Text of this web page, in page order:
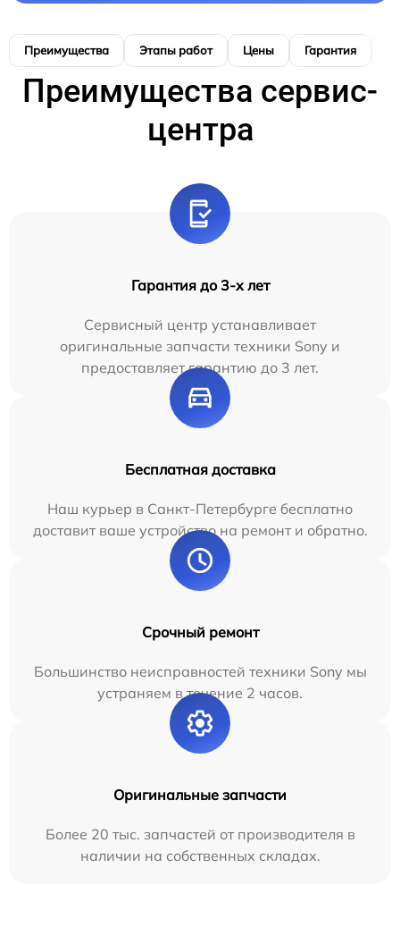
Преимущества Этапы работ Цены Гарантия
Преимущества сервис-
центра
Гарантия до 3-х лет
Сервисный центр устанавливает
оригинальные запчасти техники Sony и
предоставляет гарантию до 3 лет.
Бесплатная доставка
Наш курьер в Санкт-Петербурге бесплатно
доставит ваше устройство на ремонт и обратно.
Срочный ремонт
Большинство неисправностей техники Sony мы
устраняем в течение 2 часов.
Оригинальные запчасти
Более 20 тыс. запчастей от производителя в
наличии на собственных складах.